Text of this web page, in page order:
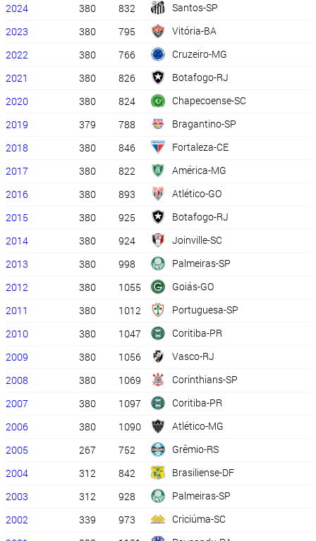
2024
380 832
Santos-SP
2023
380 795
Vitória-BA
2022
380 766
Cruzeiro-MG
2021
380 826
Botafogo-RJ
2020
380 824
Chapecoense-SC
2019
379 788
Bragantino-SP
2018
380 846
Fortaleza-CE
2017
380 822
América-MG
2016
380 893
Atlético-GO
2015
380 925
Botafogo-RJ
2014
380 924
Joinville-SC
2013
380 998
Palmeiras-SP
2012
380 1055
Goiás-GO
2011
380 1012
Portuguesa-SP
2010
380 1047
Coritiba-PR
2009
380 1056
Vasco-RJ
2008
380 1069
Corinthians-SP
2007
380 1097
Coritiba-PR
2006
380 1090
Atlético-MG
2005
267 752
Grêmio-RS
2004
312 842
Brasiliense-DF
2003
312 928
Palmeiras-SP
2002
339 973
Criciúma-SC